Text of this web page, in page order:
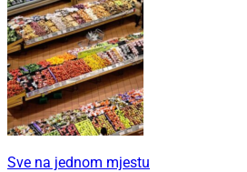
Sve na jednom mjestu